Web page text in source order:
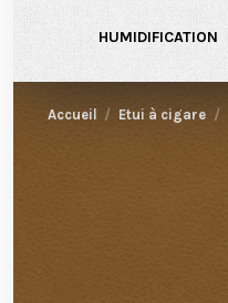
HUMIDIFICATION
Accueil Etui à cigare